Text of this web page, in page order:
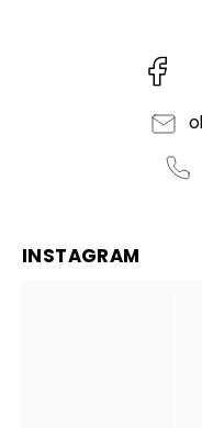
INSTAGRAM